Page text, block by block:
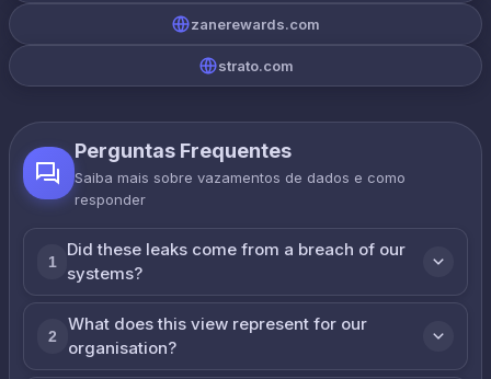
zanerewards.com
strato.com
Perguntas Frequentes
Saiba mais sobre vazamentos de dados e como
responder
1
Did these leaks come from a breach of our
systems?
2
What does this view represent for our
organisation?